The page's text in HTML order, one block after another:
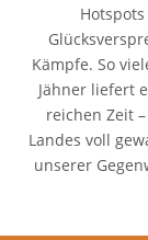
Kämpfe. So
Jähner liefert
reichen Zeit
Landes voll
unserer